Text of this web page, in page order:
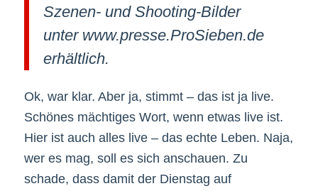
Szenen- und Shooting-Bilder
unter www.presse.ProSieben.de
erhältlich.
Ok, war klar. Aber ja, stimmt – das ist ja live.
Schönes mächtiges Wort, wenn etwas live ist.
Hier ist auch alles live – das echte Leben. Naja,
wer es mag, soll es sich anschauen. Zu
schade, dass damit der Dienstag auf